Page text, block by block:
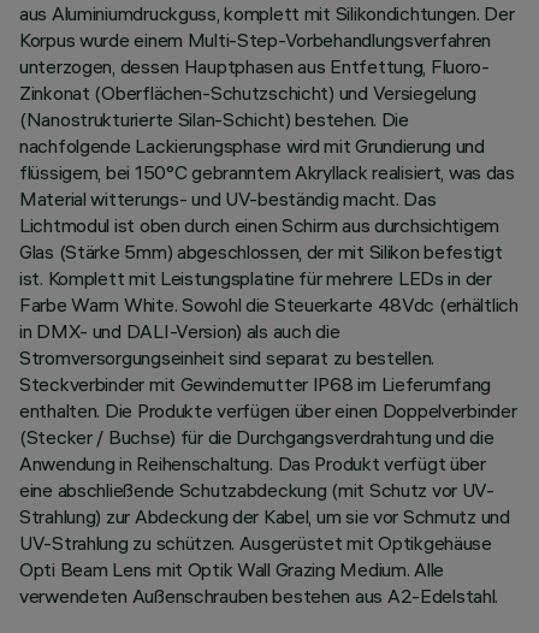
aus Aluminiumdruckguss, komplett mit Silikondichtungen. Der
Korpus wurde einem Multi-Step-Vorbehandlungsverfahren
unterzogen, dessen Hauptphasen aus Entfettung, Fluoro-
Zinkonat (Oberflächen-Schutzschicht) und Versiegelung
(Nanostrukturierte Silan-Schicht) bestehen. Die
nachfolgende Lackierungsphase wird mit Grundierung und
flüssigem, bei 150°C gebranntem Akryllack realisiert, was das
Material witterungs- und UV-beständig macht. Das
Lichtmodul ist oben durch einen Schirm aus durchsichtigem
Glas (Stärke 5mm) abgeschlossen, der mit Silikon befestigt
ist. Komplett mit Leistungsplatine für mehrere LEDs in der
Farbe Warm White. Sowohl die Steuerkarte 48Vdc (erhältlich
in DMX- und DALI-Version) als auch die
Stromversorgungseinheit sind separat zu bestellen.
Steckverbinder mit Gewindemutter IP68 im Lieferumfang
enthalten. Die Produkte verfügen über einen Doppelverbinder
(Stecker / Buchse) für die Durchgangsverdrahtung und die
Anwendung in Reihenschaltung. Das Produkt verfügt über
eine abschließende Schutzabdeckung (mit Schutz vor UV-
Strahlung) zur Abdeckung der Kabel, um sie vor Schmutz und
UV-Strahlung zu schützen. Ausgerüstet mit Optikgehäuse
Opti Beam Lens mit Optik Wall Grazing Medium. Alle
verwendeten Außenschrauben bestehen aus A2-Edelstahl.